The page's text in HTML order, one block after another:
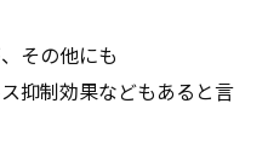
その他にも
抑制効果などもあると言